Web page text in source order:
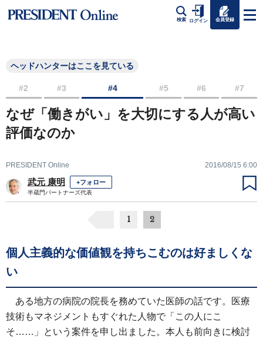
検索 ログイン 会員登録
ヘッドハンターはここを見ている
#2 #3 #4 #5 #6 #7
なぜ「働きがい」を大切にする人が高い
評価なのか
PRESIDENT Online 2016/08/15 6:00
武元 康明 +フォロー
半蔵門パートナーズ代表
1 2
個人主義的な価値観を持ちこむのは好ましくな
い
ある地方の病院の院長を務めていた医師の話です。医療
技術もマネジメントもすぐれた人物で「この人にこ
そ……」という案件を申し出ました。本人も前向きに検討